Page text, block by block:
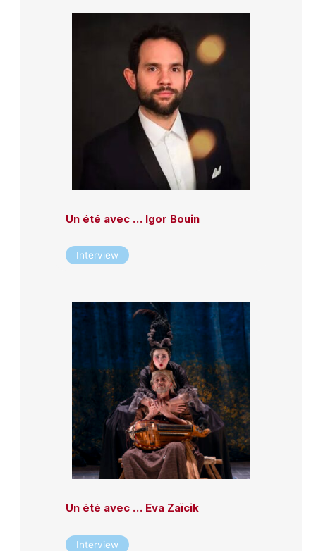
Un été avec … Igor Bouin
Interview
Un été avec … Eva Zaïcik
Interview